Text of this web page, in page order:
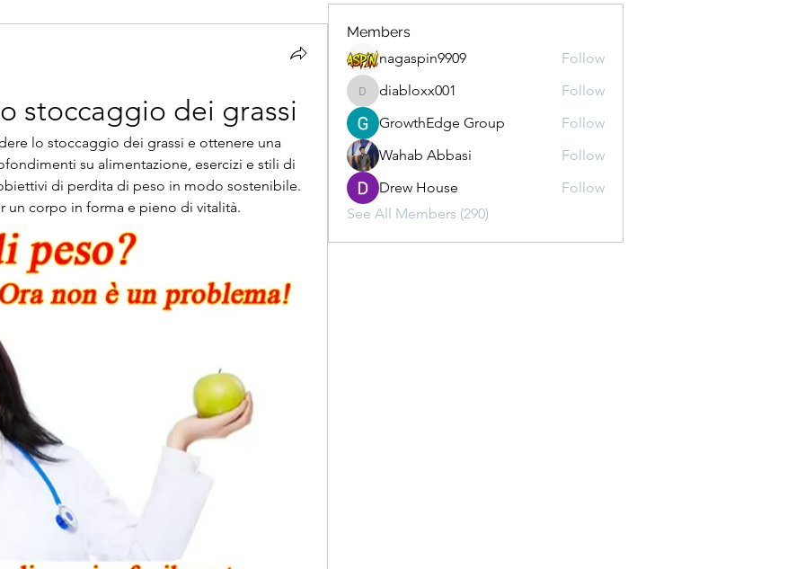
stoccaggio dei grassi
lo stoccaggio dei grassi e ottenere una
su alimentazione, esercizi e stili di
di perdita di peso in modo sostenibile.
un corpo in forma e pieno di vitalità.
Members
nagaspin9909
Follow
diabloxx001
diabloxx001
Follow
GrowthEdge Group
Follow
Wahab Abbasi
Follow
Drew House
Follow
See All Members (290)